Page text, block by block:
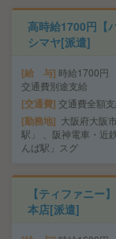
高時給1700円【
シマヤ[派遣]
給 与 時給1700円
交通費別途支給
交通費 交通費全額支
勤務地
大阪府大阪
駅」 、阪神電車・近
んば駅」スグ
【ティファニ
本店[派遣]